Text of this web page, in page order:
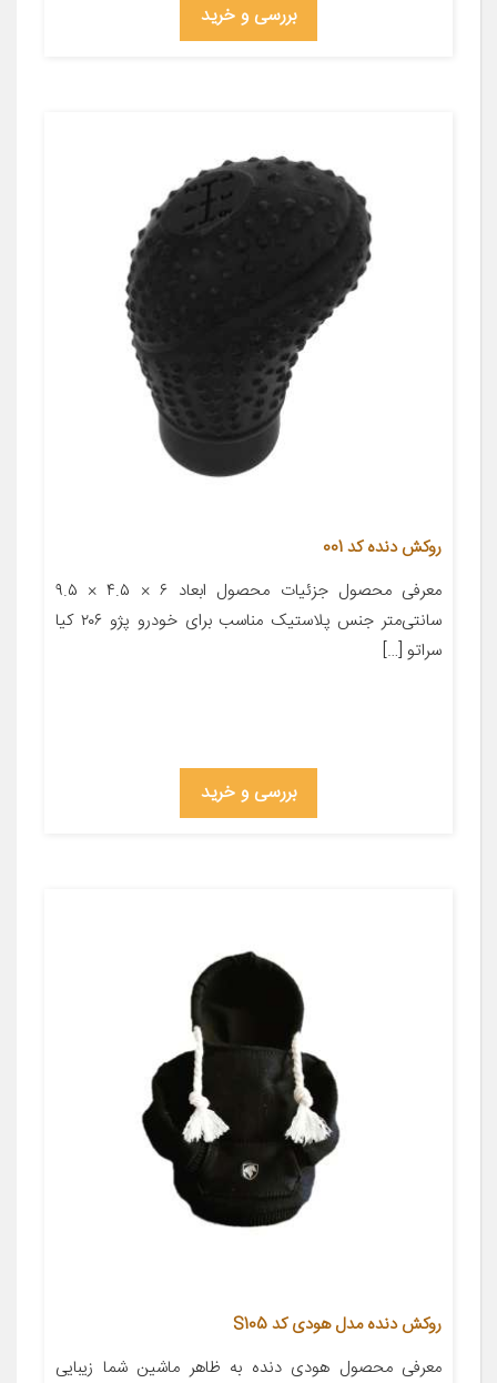
بررسی و خرید
روکش دنده کد 001
معرفی محصول جزئیات محصول ابعاد ۶ × ۴.۵ × ۹.۵
سانتی‌متر جنس پلاستیک مناسب برای خودرو پژو ۲۰۶ کیا
سراتو […]
بررسی و خرید
روکش دنده مدل هودی کد S105
معرفی محصول هودی دنده به ظاهر ماشین شما زیبایی